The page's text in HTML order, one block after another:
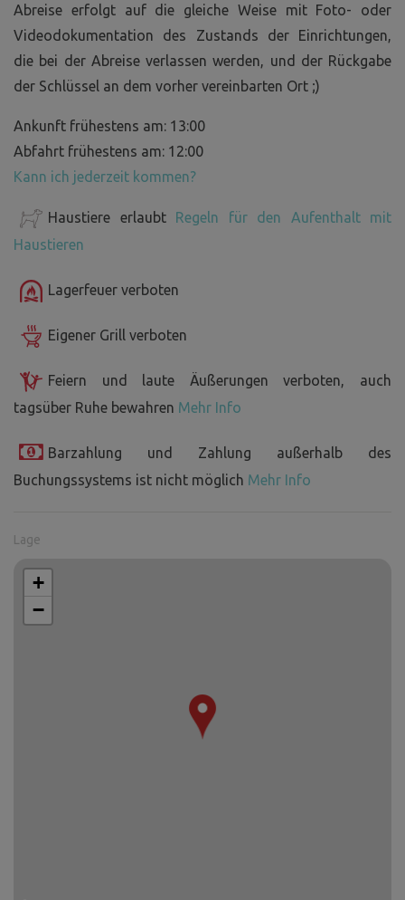
Abreise erfolgt auf die gleiche Weise mit Foto- oder
Videodokumentation des Zustands der Einrichtungen,
die bei der Abreise verlassen werden, und der Rückgabe
der Schlüssel an dem vorher vereinbarten Ort ;)
Ankunft frühestens am: 13:00
Abfahrt frühestens am: 12:00
Kann ich jederzeit kommen?
Haustiere erlaubt Regeln für den Aufenthalt mit
Haustieren
Lagerfeuer verboten
Eigener Grill verboten
Feiern und laute Äußerungen verboten, auch
tagsüber Ruhe bewahren Mehr Info
Barzahlung und Zahlung außerhalb des
Buchungssystems ist nicht möglich Mehr Info
Lage
+
−